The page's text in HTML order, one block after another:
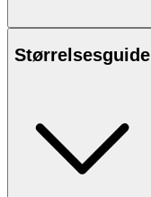
Størrelsesguide